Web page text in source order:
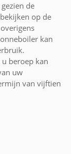
de
op de
kan
beroep kan
uw
van vijftien